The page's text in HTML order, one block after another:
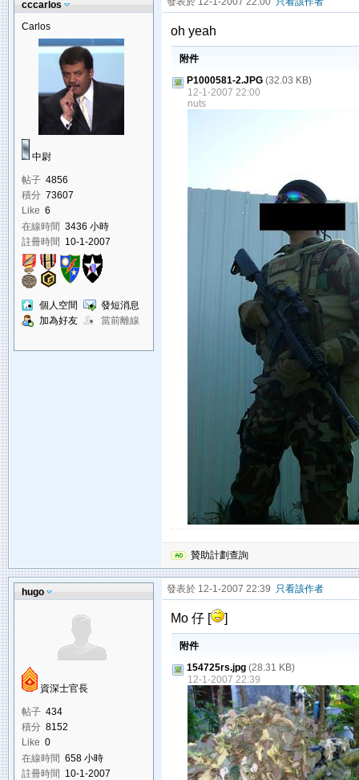
cccarlos
Carlos
中尉
帖子 4856
積分 73607
Like 6
在線時間 3436 小時
註冊時間 10-1-2007
個人空間
發短消息
加為好友
當前離線
oh yeah
附件
P1000581-2.JPG (32.03 KB)
12-1-2007 22:00
nuts
贊助計劃查詢
hugo
資深士官長
帖子 434
積分 8152
Like 0
在線時間 658 小時
註冊時間 10-1-2007
發表於 12-1-2007 22:39 只看該作者
Mo 仔 [ ]
附件
154725rs.jpg (28.31 KB)
12-1-2007 22:39